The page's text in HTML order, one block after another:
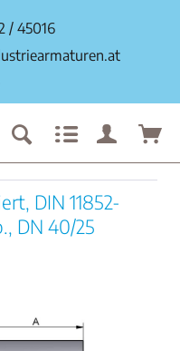
/ 45016
DIN 11852-
DN 40/25